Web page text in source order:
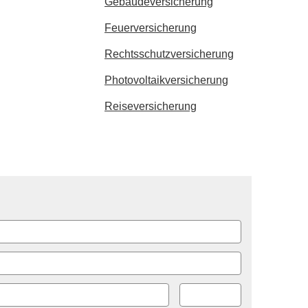
Feuerversicherung
Rechts­schutz­ver­si­che­rung
Photo­voltaik­ver­si­che­rung
Reiseversicherung